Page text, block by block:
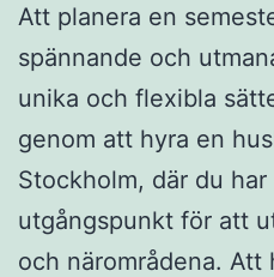
Att planera en
spännande och
unika och flexibla
genom att hyra en
Stockholm, där du
utgångspunkt för att
och närområdena.